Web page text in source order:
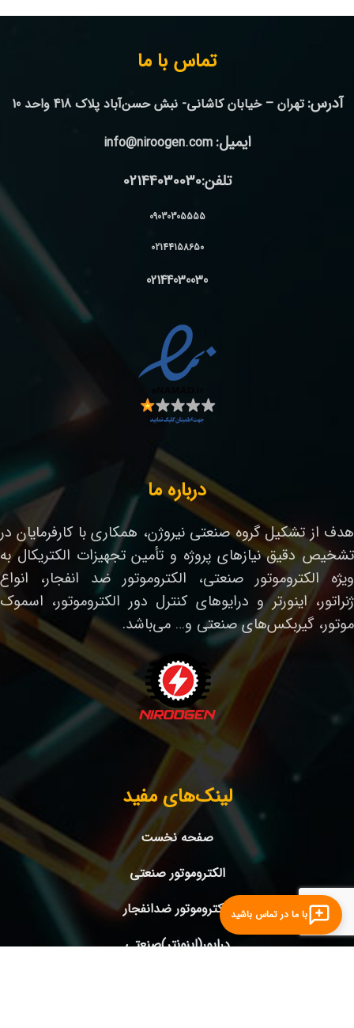
تماس با ما
آدرس: تهران – خیابان کاشانی- نبش حسن‌آباد پلاک 418 واحد 10
ایمیل: info@niroogen.com
تلفن:02144030030
09030305555
02144158650
02144030030
درباره ما
هدف از تشکیل گروه صنعتی نیروژن، همکاری با کارفرمایان در
تشخیص دقیق نیازهای پروژه و تأمین تجهیزات الکتریکال به
ویژه الکتروموتور صنعتی، الکتروموتور ضد انفجار، انواع
ژنراتور، اینورتر و درایوهای کنترل دور الکتروموتور، اسموک
موتور، گیربکس‌های صنعتی و… می‌باشد.
لینک‌های مفید
صفحه نخست
الکتروموتور صنعتی
الکتروموتور ضدانفجار
درایور(اینونتر)صنعتی
با ما در تماس باشید